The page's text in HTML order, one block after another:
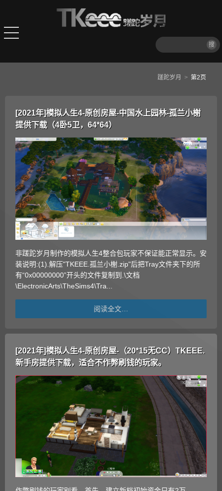
搜
蹉跎岁月 > 第2页
[2021年]模拟人生4-原创房屋-中国水上园林-孤兰小榭
提供下载（4卧5卫，64*64）
非蹉跎岁月制作的模拟人生4整合包玩家不保证能正常显示。安
装说明:(1).解压"TKEEE.孤兰小榭.zip"后把Tray文件夹下的所
有“0x00000000”开头的文件复制到.\文档
\ElectronicArts\TheSims4\Tra...
阅读全文…
[2021年]模拟人生4-原创房屋-（20*15无CC）TKEEE.
新手房提供下载，适合不作弊刷钱的玩家。